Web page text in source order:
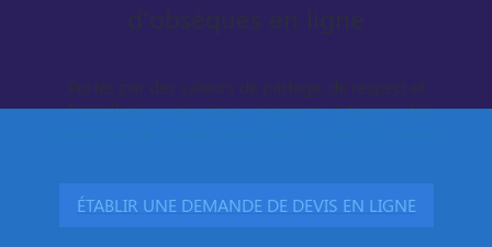
d'obsèques en ligne
Portés par des valeurs de partage, de respect et
d’excellence, nous nous engageons à fournir des
ÉTABLIR UNE DEMANDE DE DEVIS EN LIGNE